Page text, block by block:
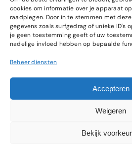
cookies om informatie over je apparaat
raadplegen. Door in te stemmen met
gegevens zoals surfgedrag of unieke ID's
je geen toestemming geeft of uw
nadelige invloed hebben op bepaalde
Beheer diensten
Accepteren
Weigeren
Bekijk
Klein Oeverscoort
Reviews
Webdesign &